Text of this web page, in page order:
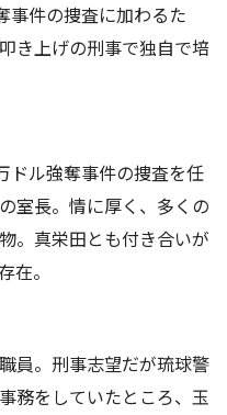
事件の捜査に加わるた
き上げの刑事で独自で培
ドル強奪事件の捜査を任
室長。情に厚く、多くの
。真栄田とも付き合いが
在。
員。刑事志望だが琉球警
務をしていたところ、玉